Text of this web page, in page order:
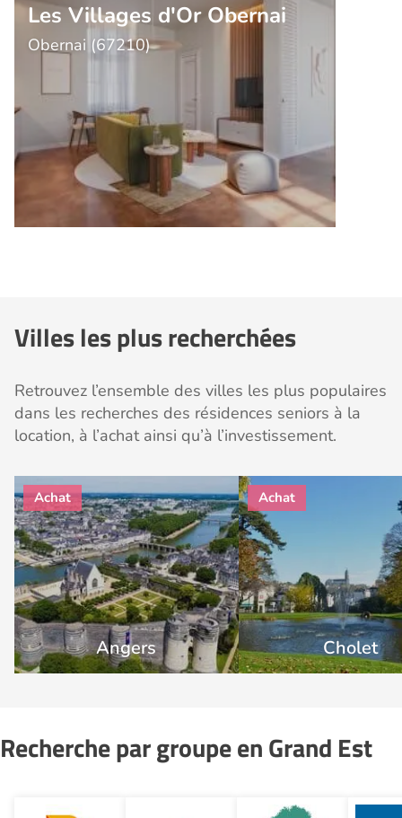
Les Villages d'Or Obernai
Obernai (67210)
Villes les plus recherchées
Retrouvez l’ensemble des villes les plus populaires
dans les recherches des résidences seniors à la
location, à l’achat ainsi qu’à l’investissement.
Angers Cholet
Recherche par groupe en Grand Est